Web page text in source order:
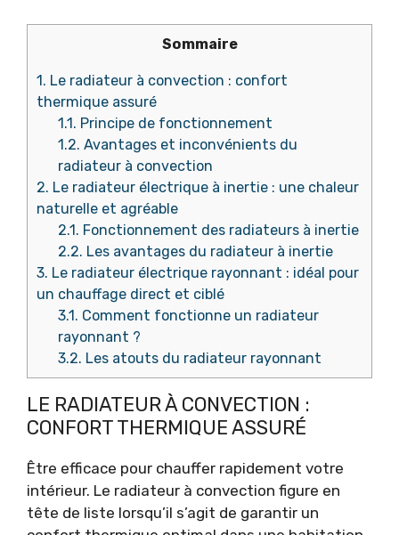
Sommaire
1. Le radiateur à convection : confort
thermique assuré
1.1. Principe de fonctionnement
1.2. Avantages et inconvénients du
radiateur à convection
2. Le radiateur électrique à inertie : une chaleur
naturelle et agréable
2.1. Fonctionnement des radiateurs à inertie
2.2. Les avantages du radiateur à inertie
3. Le radiateur électrique rayonnant : idéal pour
un chauffage direct et ciblé
3.1. Comment fonctionne un radiateur
rayonnant ?
3.2. Les atouts du radiateur rayonnant
LE RADIATEUR À CONVECTION :
CONFORT THERMIQUE ASSURÉ
Être efficace pour chauffer rapidement votre
intérieur. Le radiateur à convection figure en
tête de liste lorsqu’il s’agit de garantir un